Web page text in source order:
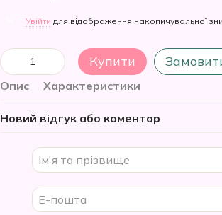
Увійти для відображення накопичувальної
Купити
Опис Характеристики
Новий відгук або коментар